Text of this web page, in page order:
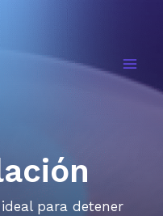
Main
para detener